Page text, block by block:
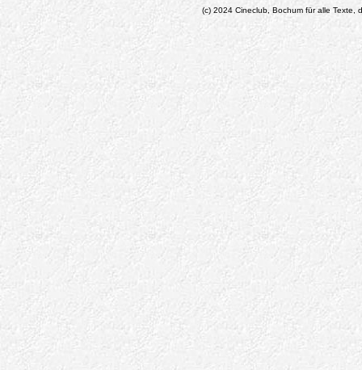
(c) 2024 Cineclub, Bochum für alle Texte,